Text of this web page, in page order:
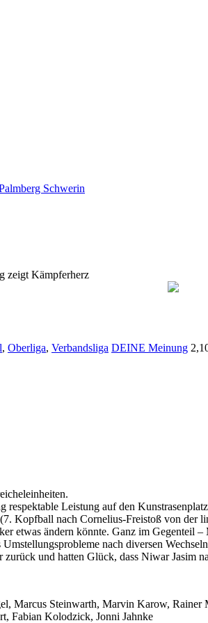
Schwerin
zeigt Kämpferherz
, Oberliga, Verbandsliga DEINE Meinung
respektable Leistung auf den
Kopfball nach Cornelius-Freistoß von
etwas ändern könnte. Ganz im
nach diversen
und hatten Glück, dass Niwar Jasim
Marcus Steinwarth, Marvin Karow,
Fabian Kolodzick, Jonni Jahnke